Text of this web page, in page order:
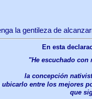
la gentileza de
En esta
"He escuchado con
la concepción
ubicarlo entre los mejores
que